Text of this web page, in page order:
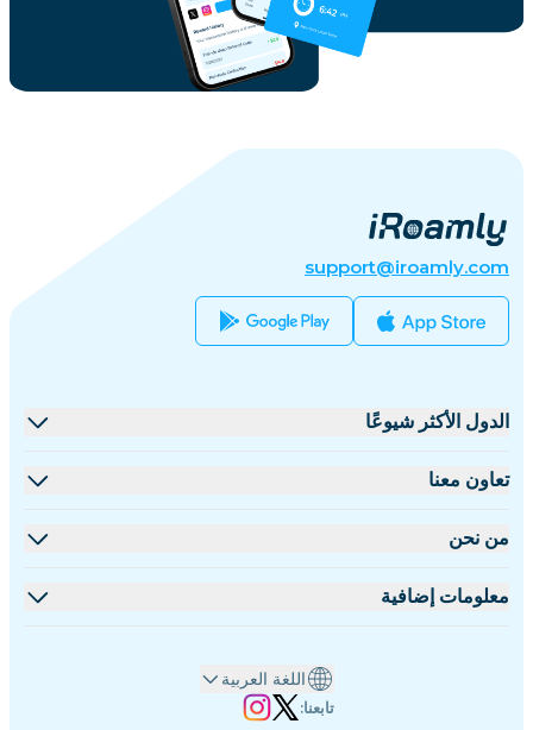
support@iroamly.com
الدول الأكثر شيوعًا
الولايات المتحدة
تركيا
فرنسا
تعاون معنا
مستندات API
من نحن
نبذة عن iRoamly
معلومات إضافية
اللغة العربية
تابعنا: